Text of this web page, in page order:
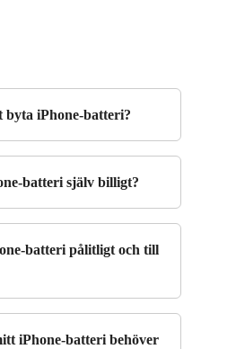
byta iPhone-batteri?
batteri själv billigt?
batteri pålitligt och till
iPhone-batteri behöver